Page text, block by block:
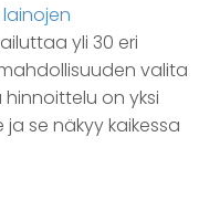
yli 30 eri
valita
on yksi
se näkyy kaikessa